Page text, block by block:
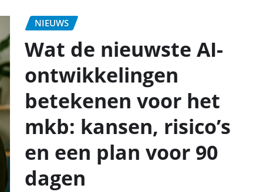
NIEUWS
Wat de nieuwste AI-
ontwikkelingen
betekenen voor het
mkb: kansen, risico’s
en een plan voor 90
dagen